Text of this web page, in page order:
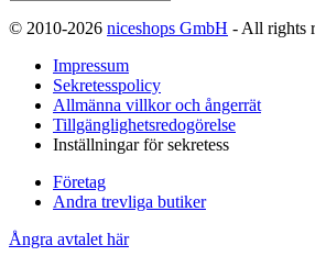
© 2010-2026 niceshops GmbH - All rights
Impressum
Sekretesspolicy
Allmänna villkor och ångerrät
Tillgänglighetsredogörelse
Inställningar för sekretess
Företag
Andra trevliga butiker
Ångra avtalet här